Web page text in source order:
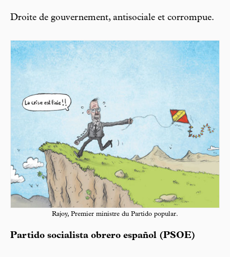
Droite de gouvernement, antisociale et corrompue.
Rajoy, Premier ministre du Partido popular.
Partido socialista obrero español (PSOE)